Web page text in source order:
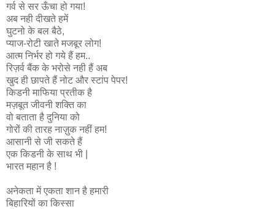
गर्व से सर ऊँचा हो गया!
अब नही दीखते हमें
घुटनो के बल बैठे,
प्याज-रोटी खाते मजबूर लोग!
आत्म निर्भर हो गये हैं हम..
रिज़र्व बैंक के भरोसे नही हैं अब
खुद ही छापते हैं नोट और स्टांप पेपर!
किडनी माफिया प्रतीक है
मज़बूत जीवनी शक्ति का
वो बताता है दुनिया को
गोरों की तारह नाज़ुक नहीं हम!
आसानी से जी सकते हैं
एक किडनी के साथ भी |
भारत महान है !
अनेकता में एकता शान है हमारी
बिहारियों का किस्सा